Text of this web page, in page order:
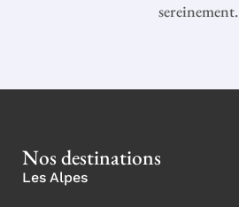
sereinement.
Nos destinations
Les Alpes